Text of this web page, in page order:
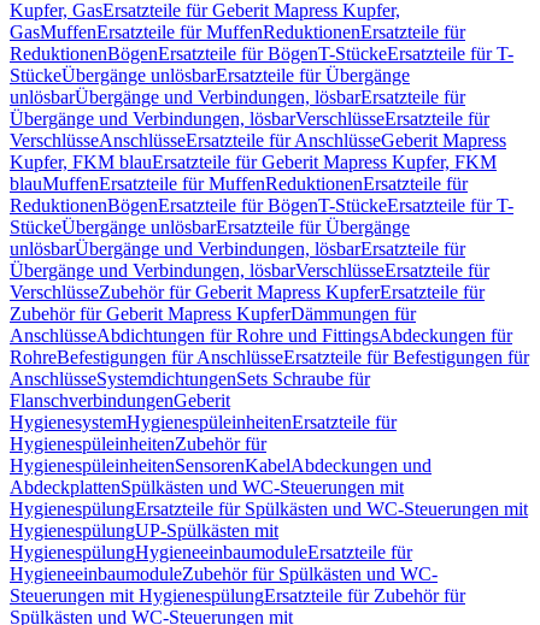
Kupfer, GasErsatzteile für Geberit Mapress Kupfer,
GasMuffenErsatzteile für MuffenReduktionenErsatzteile für
ReduktionenBögenErsatzteile für BögenT-StückeErsatzteile für T-
StückeÜbergänge unlösbarErsatzteile für Übergänge
unlösbarÜbergänge und Verbindungen, lösbarErsatzteile für
Übergänge und Verbindungen, lösbarVerschlüsseErsatzteile für
VerschlüsseAnschlüsseErsatzteile für AnschlüsseGeberit Mapress
Kupfer, FKM blauErsatzteile für Geberit Mapress Kupfer, FKM
blauMuffenErsatzteile für MuffenReduktionenErsatzteile für
ReduktionenBögenErsatzteile für BögenT-StückeErsatzteile für T-
StückeÜbergänge unlösbarErsatzteile für Übergänge
unlösbarÜbergänge und Verbindungen, lösbarErsatzteile für
Übergänge und Verbindungen, lösbarVerschlüsseErsatzteile für
VerschlüsseZubehör für Geberit Mapress KupferErsatzteile für
Zubehör für Geberit Mapress KupferDämmungen für
AnschlüsseAbdichtungen für Rohre und FittingsAbdeckungen für
RohreBefestigungen für AnschlüsseErsatzteile für Befestigungen für
AnschlüsseSystemdichtungenSets Schraube für
FlanschverbindungenGeberit
HygienesystemHygienespüleinheitenErsatzteile für
HygienespüleinheitenZubehör für
HygienespüleinheitenSensorenKabelAbdeckungen und
AbdeckplattenSpülkästen und WC-Steuerungen mit
HygienespülungErsatzteile für Spülkästen und WC-Steuerungen mit
HygienespülungUP-Spülkästen mit
HygienespülungHygieneeinbaumoduleErsatzteile für
HygieneeinbaumoduleZubehör für Spülkästen und WC-
Steuerungen mit HygienespülungErsatzteile für Zubehör für
Spülkästen und WC-Steuerungen mit